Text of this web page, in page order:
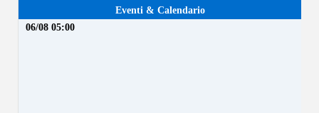
Eventi & Calendario
06/08 05:00